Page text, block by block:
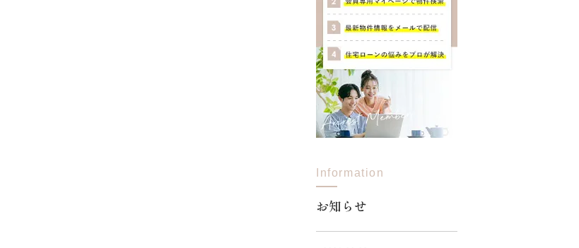
Information
お知らせ